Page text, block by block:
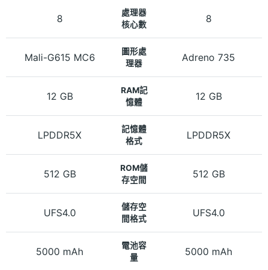
8
處理器
核心數
8
Mali-G615 MC6
圖形處
理器
Adreno 735
12 GB
RAM記
憶體
12 GB
LPDDR5X
記憶體
格式
LPDDR5X
512 GB
ROM儲
存空間
512 GB
UFS4.0
儲存空
間格式
UFS4.0
5000 mAh
電池容
量
5000 mAh